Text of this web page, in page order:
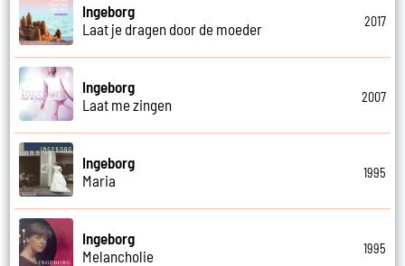
Ingeborg
Laat je dragen door de moeder
2017
Ingeborg
Laat me zingen
2007
Ingeborg
Maria
1995
Ingeborg
Melancholie
1995